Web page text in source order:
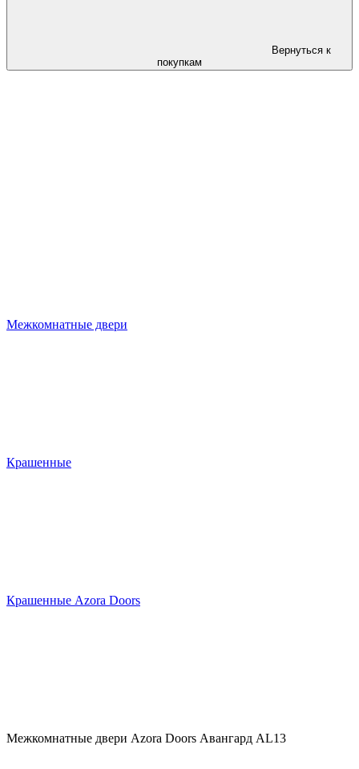
Вернуться к
покупкам
Межкомнатные двери
Крашенные
Крашенные Azora Doors
Межкомнатные двери Azora Doors Авангард AL13